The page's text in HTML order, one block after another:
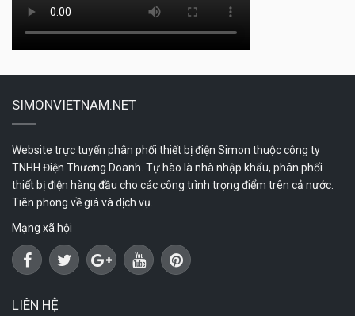
SIMONVIETNAM.NET
Website trực tuyến phân phối thiết bị điện Simon thuộc công ty
TNHH Điện Thương Doanh. Tự hào là nhà nhập khẩu, phân phối
thiết bị điện hàng đầu cho các công trình trọng điểm trên cả nước.
Tiên phong về giá và dịch vụ.
Mạng xã hội
LIÊN HỆ